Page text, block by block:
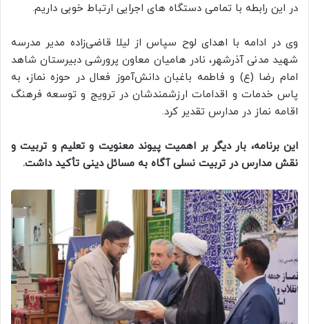
در این رابطه با تمامی دستگاه های اجرایی ارتباط خوبی داریم.
وی در ادامه با اهدای لوح سپاس از لیلا قاضی‌زاده مدیر مدرسه
شهید مدنی آذرشهر، نادر هامیان معاون پرورشی دبیرستان شاهد
امام رضا (ع) و فاطمه باغبان دانش‌آموز فعال در حوزه نماز، به
پاس خدمات و اقدامات ارزشمندشان در ترویج و توسعه فرهنگ
اقامه نماز در مدارس تقدیر کرد.
این برنامه، بار دیگر بر اهمیت پیوند معنویت و تعلیم و تربیت و
نقش مدارس در تربیت نسلی آگاه به مسائل دینی تأکید داشت.